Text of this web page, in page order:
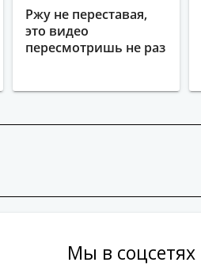
Ржу не переставая,
это видео
пересмотришь не раз
Мы в соцсетях